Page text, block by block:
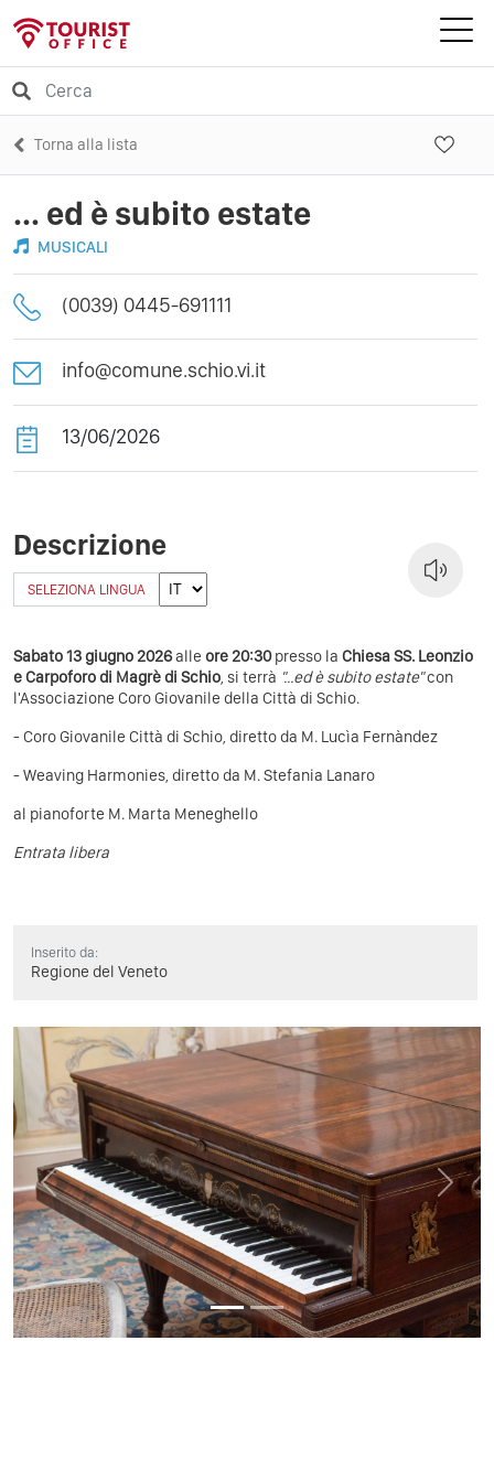
Torna alla lista
... ed è subito estate
MUSICALI
(0039) 0445-691111
info@comune.schio.vi.it
13/06/2026
Descrizione
SELEZIONA LINGUA
Sabato 13 giugno 2026alle ore 20:30presso la Chiesa SS. Leonzio
e Carpoforo di Magrè di Schio , si terrà "...ed è subito estate"con
l'Associazione Coro Giovanile della Città di Schio.
- Coro Giovanile Città di Schio, diretto da M. Lucìa Fernàndez
- Weaving Harmonies, diretto da M. Stefania Lanaro
al pianoforte M. Marta Meneghello
Entrata libera
Inserito da:
Regione del Veneto
Previous Next